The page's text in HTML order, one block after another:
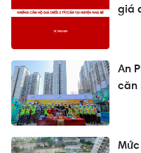
giá
An
căn